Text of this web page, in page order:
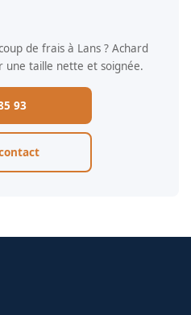
de frais à Lans ? Achard
une taille nette et soignée.
93